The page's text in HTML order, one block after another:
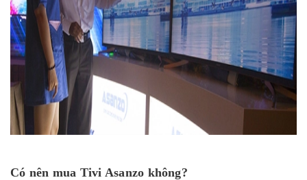
Có nên mua Tivi Asanzo không?